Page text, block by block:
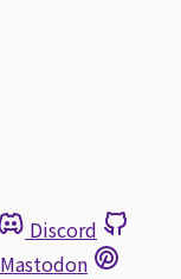
Discord
Mastodon